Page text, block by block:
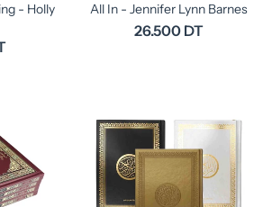
- Holly
All In - Jennifer Lynn Barnes
26.500 DT